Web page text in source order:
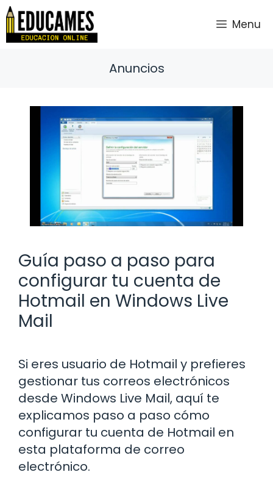
Saltar
contenido
Menu
Anuncios
Guía paso a paso para
configurar tu cuenta de
Hotmail en Windows Live
Mail
Si eres usuario de Hotmail y prefieres
gestionar tus correos electrónicos
desde Windows Live Mail, aquí te
explicamos paso a paso cómo
configurar tu cuenta de Hotmail en
esta plataforma de correo
electrónico.